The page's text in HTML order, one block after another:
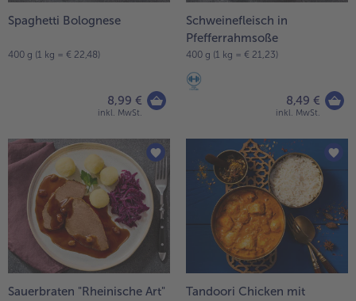
Spaghetti Bolognese
400 g (1 kg = € 22,48)
8,99 €
inkl. MwSt.
Schweinefleisch in
Pfefferrahmsoße
400 g (1 kg = € 21,23)
8,49 €
inkl. MwSt.
Sauerbraten "Rheinische Art"
Tandoori Chicken mit